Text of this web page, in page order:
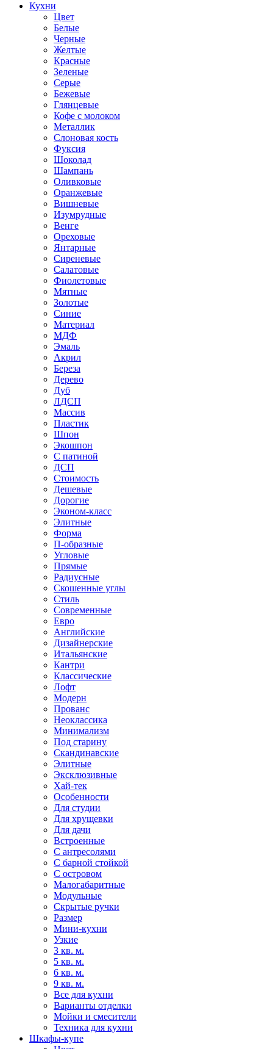
Кухни
Цвет
Белые
Черные
Желтые
Красные
Зеленые
Серые
Бежевые
Глянцевые
Кофе с молоком
Металлик
Слоновая кость
Фуксия
Шоколад
Шампань
Оливковые
Оранжевые
Вишневые
Изумрудные
Венге
Ореховые
Янтарные
Сиреневые
Салатовые
Фиолетовые
Мятные
Золотые
Синие
Материал
МДФ
Эмаль
Акрил
Береза
Дерево
Дуб
ЛДСП
Массив
Пластик
Шпон
Экошпон
С патиной
ДСП
Стоимость
Дешевые
Дорогие
Эконом-класс
Элитные
Форма
П-образные
Угловые
Прямые
Радиусные
Скошенные углы
Стиль
Современные
Евро
Английские
Дизайнерские
Итальянские
Кантри
Классические
Лофт
Модерн
Прованс
Неоклассика
Минимализм
Под старину
Скандинавские
Элитные
Эксклюзивные
Хай-тек
Особенности
Для студии
Для хрущевки
Для дачи
Встроенные
С антресолями
С барной стойкой
С островом
Малогабаритные
Модульные
Скрытые ручки
Размер
Мини-кухни
Узкие
3 кв. м.
5 кв. м.
6 кв. м.
9 кв. м.
Все для кухни
Варианты отделки
Мойки и смесители
Техника для кухни
Шкафы-купе